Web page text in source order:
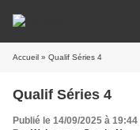
Accueil » Qualif Séries 4
Qualif Séries 4
Publié le 14/09/2025 à 19:44